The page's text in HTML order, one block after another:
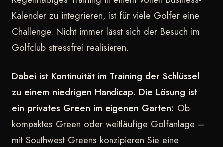
Kalender zu integrieren, ist für viele Golfer eine
Challenge. Nicht immer lässt sich der Besuch im
Golfclub stressfrei realisieren.
Dabei ist Kontinuität im Training der Schlüssel
zu einem niedrigen Handicap. Die Lösung ist
ein privates Green im eigenen Garten: Ob
kompaktes Green oder weitläufige Golfanlage –
mit Southwest Greens konzipieren Sie eine